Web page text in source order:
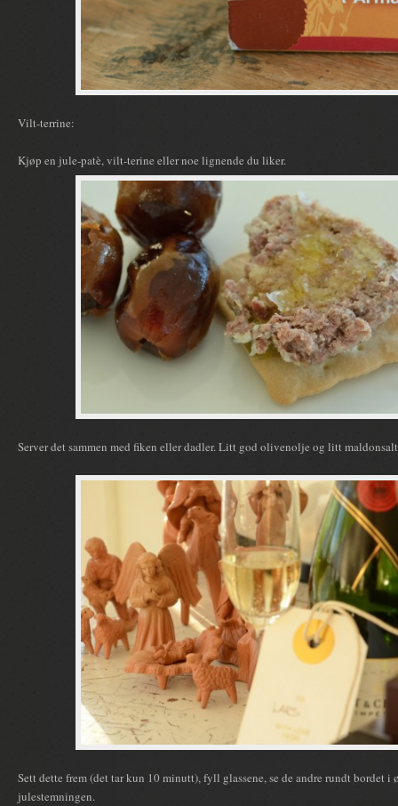
Vilt-terrine:
Kjøp en jule-patè, vilt-terine eller noe lignende du liker.
Server det sammen med fiken eller dadler. Litt god olivenolje og litt
Sett dette frem (det tar kun 10 minutt), fyll glassene, se de andre rundt bordet i
julestemningen.